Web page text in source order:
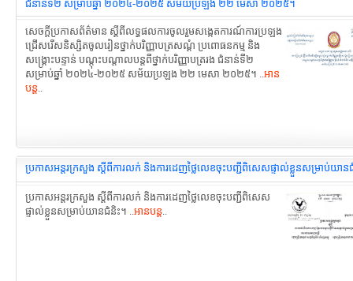
ជំនាន់ទី២ សម្រាប់ឆ្នាំ ២០២៤-២០២៥ សម័យប្រឡង ២២ មេសា ២០២៥។
សេចក្តីប្រកាសព័ត៌មាន ស្តីពីលទ្ធផលការចូលរួមសង្កេតការណ៍ការប្រឡង
ជ្រើសរើសនិស្សិតចូលរៀនថ្នាក់បរិញ្ញាបត្រសណ្តំ ប្រពោធនកម្ម និង
សង្គ្រោះបន្ទាន់ បណ្តុះបណ្តាលបន្តពីថ្នាក់បរិញ្ញាបត្ររង ជំនាន់ទី២
សម្រាប់ឆ្នាំ ២០២៤-២០២៥ សម័យប្រឡង ២២ មេសា ២០២៥។ ..អាន
បន្ត..
ប្រកាសអន្តរក្រសួង ស្តីពីការលក់ និងការដេញថ្លៃលេខចុះបញ្ជីពិសេសផ្ទាល់ខ្លួនសម្រាប់យាន
ប្រកាសអន្តរក្រសួង ស្តីពីការលក់ និងការដេញថ្លៃលេខចុះបញ្ជីពិសេស
ផ្ទាល់ខ្លួនសម្រាប់យានជំនិះ។ ..អានបន្ត..